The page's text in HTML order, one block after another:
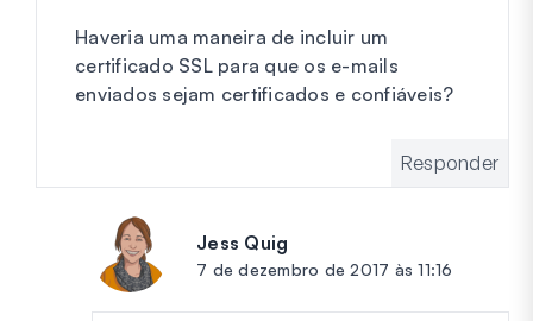
Haveria uma maneira de incluir um
certificado SSL para que os e-mails
enviados sejam certificados e confiáveis?
Responder
Jess Quig
7 de dezembro de 2017 às 11:16